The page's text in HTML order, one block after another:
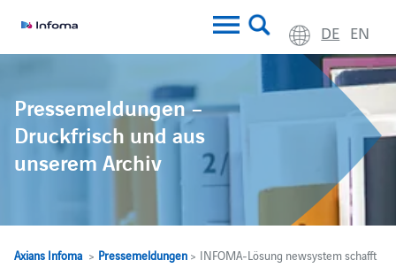
DE EN
Pressemeldungen –
Druckfrisch und aus
unserem Archiv
Axians Infoma> Pressemeldungen> INFOMA-Lösung newsystem schafft